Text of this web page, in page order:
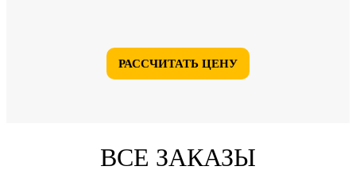
РАССЧИТАТЬ ЦЕНУ
ВСЕ ЗАКАЗЫ